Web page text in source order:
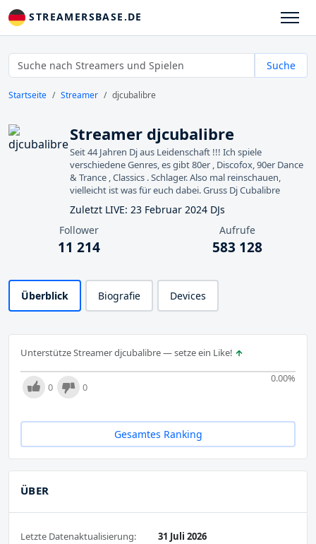
STREAMERSBASE.DE
Suche
Startseite Streamer djcubalibre
Streamer djcubalibre
Seit 44 Jahren Dj aus Leidenschaft !!! Ich spiele
verschiedene Genres, es gibt 80er , Discofox, 90er Dance
& Trance , Classics . Schlager. Also mal reinschauen,
vielleicht ist was für euch dabei. Gruss Dj Cubalibre
Zuletzt LIVE: 23 Februar 2024 DJs
Follower
11 214
Aufrufe
583 128
Überblick Biografie Devices
Unterstütze Streamer djcubalibre — setze ein Like!
0.00%
0 0
Gesamtes Ranking
ÜBER
Letzte Datenaktualisierung:
31 Juli 2026